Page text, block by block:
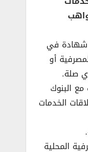
شهادة في
أو
صلة.
5 سنوات مع البنوك
الخدمات
المحلية